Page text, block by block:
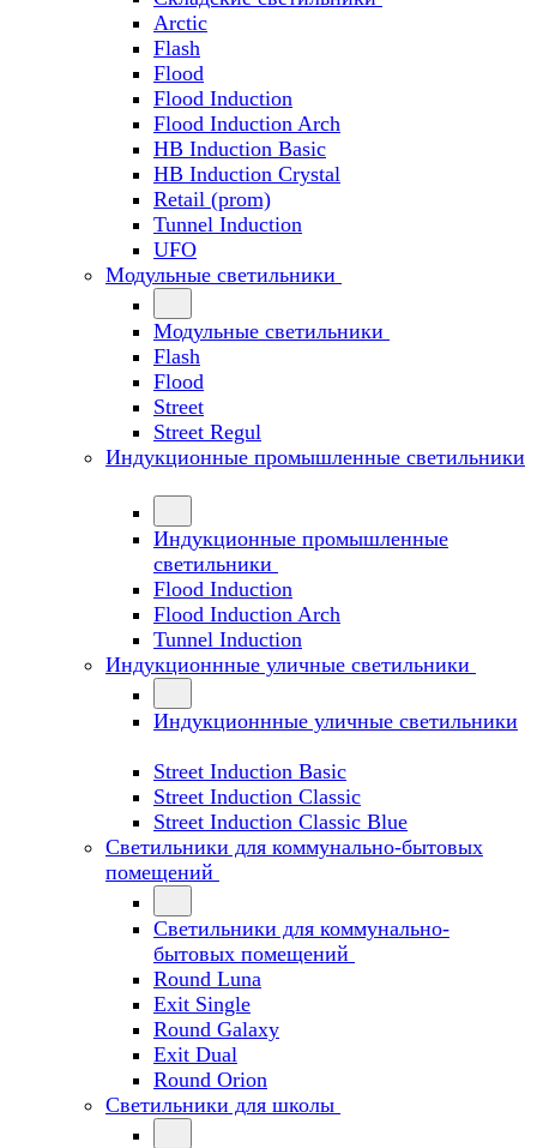
Arctic
Flash
Flood
Flood Induction
Flood Induction Arch
HB Induction Basic
HB Induction Crystal
Retail (prom)
Tunnel Induction
UFO
Модульные светильники
Модульные светильники
Flash
Flood
Street
Street Regul
Индукционные промышленные светильники
Индукционные промышленные
светильники
Flood Induction
Flood Induction Arch
Tunnel Induction
Индукционнные уличные светильники
Индукционнные уличные светильники
Street Induction Basic
Street Induction Classic
Street Induction Classic Blue
Светильники для коммунально-бытовых
помещений
Светильники для коммунально-
бытовых помещений
Round Luna
Exit Single
Round Galaxy
Exit Dual
Round Orion
Светильники для школы